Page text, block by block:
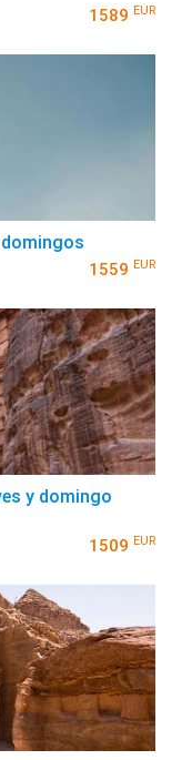
1589 EUR
1559 EUR
y domingo
1509 EUR